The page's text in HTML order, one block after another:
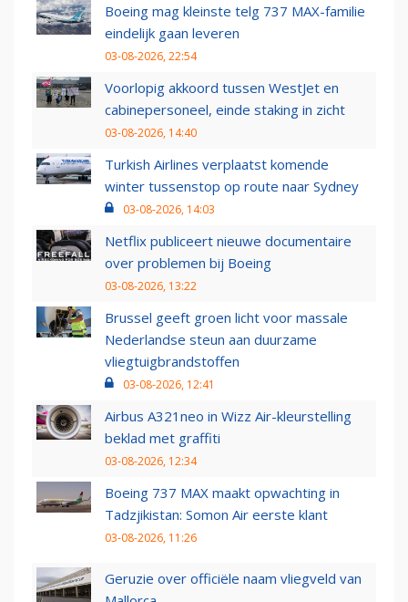
Boeing mag kleinste telg 737 MAX-familie
eindelijk gaan leveren
03-08-2026, 22:54
Voorlopig akkoord tussen WestJet en
cabinepersoneel, einde staking in zicht
03-08-2026, 14:40
Turkish Airlines verplaatst komende
winter tussenstop op route naar Sydney
03-08-2026, 14:03
Netflix publiceert nieuwe documentaire
over problemen bij Boeing
03-08-2026, 13:22
Brussel geeft groen licht voor massale
Nederlandse steun aan duurzame
vliegtuigbrandstoffen
03-08-2026, 12:41
Airbus A321neo in Wizz Air-kleurstelling
beklad met graffiti
03-08-2026, 12:34
Boeing 737 MAX maakt opwachting in
Tadzjikistan: Somon Air eerste klant
03-08-2026, 11:26
Geruzie over officiële naam vliegveld van